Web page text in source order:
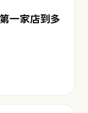
一家店到多